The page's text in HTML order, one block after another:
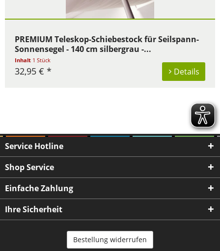
PREMIUM Teleskop-Schiebestock für Seilspann-
Sonnensegel - 140 cm silbergrau -...
Inhalt 1 Stück
Details
32,95 € *
Service Hotline
Shop Service
Einfache Zahlung
Ihre Sicherheit
Bestellung widerrufen